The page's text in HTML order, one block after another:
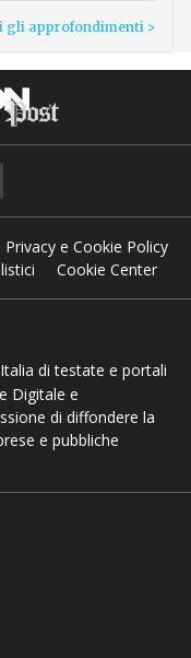
gli approfondimenti >
Privacy e Cookie Policy
Cookie Center
di testate e portali
Digitale e
di diffondere la
e pubbliche